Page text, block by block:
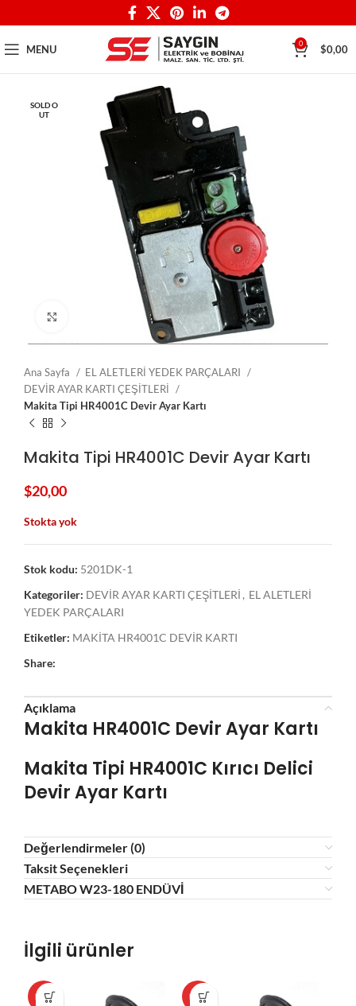
MENU 0 $0,00
SOLD O
UT
Ana Sayfa
EL ALETLERİ YEDEK PARÇALARI
DEVİR AYAR KARTI ÇEŞİTLERİ
Makita Tipi HR4001C Devir Ayar Kartı
Makita Tipi HR4001C Devir Ayar Kartı
$20,00
Stokta yok
Stok kodu: 5201DK-1
Kategoriler: DEVİR AYAR KARTI ÇEŞİTLERİ , EL ALETLERİ
YEDEK PARÇALARI
Etiketler: MAKİTA HR4001C DEVİR KARTI
Share:
Açıklama
Makita HR4001C Devir Ayar Kartı
Makita Tipi HR4001C Kırıcı Delici
Devir Ayar Kartı
Değerlendirmeler (0)
Taksit Seçenekleri
METABO W23-180 ENDÜVİ
İlgili ürünler
HOT HOT